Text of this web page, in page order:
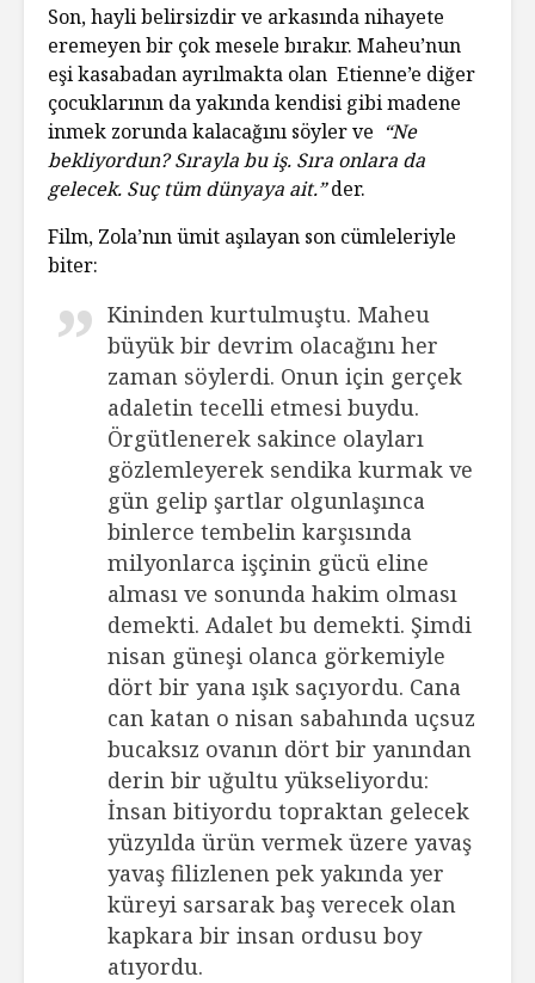
Son, hayli belirsizdir ve arkasında nihayete
eremeyen bir çok mesele bırakır. Maheu’nun
eşi kasabadan ayrılmakta olan Etienne’e diğer
çocuklarının da yakında kendisi gibi madene
inmek zorunda kalacağını söyler ve “Ne
bekliyordun? Sırayla bu iş. Sıra onlara da
gelecek. Suç tüm dünyaya ait.”der.
Film, Zola’nın ümit aşılayan son cümleleriyle
biter:
Kininden kurtulmuştu. Maheu
büyük bir devrim olacağını her
zaman söylerdi. Onun için gerçek
adaletin tecelli etmesi buydu.
Örgütlenerek sakince olayları
gözlemleyerek sendika kurmak ve
gün gelip şartlar olgunlaşınca
binlerce tembelin karşısında
milyonlarca işçinin gücü eline
alması ve sonunda hakim olması
demekti. Adalet bu demekti. Şimdi
nisan güneşi olanca görkemiyle
dört bir yana ışık saçıyordu. Cana
can katan o nisan sabahında uçsuz
bucaksız ovanın dört bir yanından
derin bir uğultu yükseliyordu:
İnsan bitiyordu topraktan gelecek
yüzyılda ürün vermek üzere yavaş
yavaş filizlenen pek yakında yer
küreyi sarsarak baş verecek olan
kapkara bir insan ordusu boy
atıyordu.